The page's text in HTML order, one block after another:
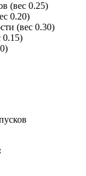
(вес 0.25)
0.20)
(вес 0.30)
0.15)